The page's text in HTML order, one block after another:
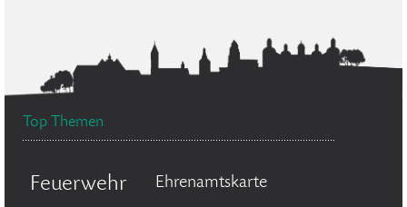
Top Themen
Feuerwehr Ehrenamtskarte